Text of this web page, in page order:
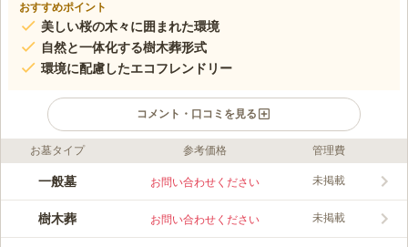
おすすめポイント
美しい桜の木々に囲まれた環境
自然と一体化する樹木葬形式
環境に配慮したエコフレンドリー
コメント・口コミを見る
口コミ評価
この霊園はまだ誰からも評価されていません。
お墓タイプ 参考価格 管理費
一般墓 お問い合わせください 未掲載
樹木葬 お問い合わせください 未掲載